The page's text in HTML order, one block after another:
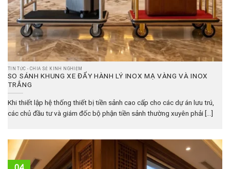
TIN TỨC - CHIA SẺ KINH NGHIỆM
SO SÁNH KHUNG XE ĐẨY HÀNH LÝ INOX MẠ VÀNG VÀ INOX
TRẮNG
Khi thiết lập hệ thống thiết bị tiền sảnh cao cấp cho các dự án lưu trú,
các chủ đầu tư và giám đốc bộ phận tiền sảnh thường xuyên phải [...]